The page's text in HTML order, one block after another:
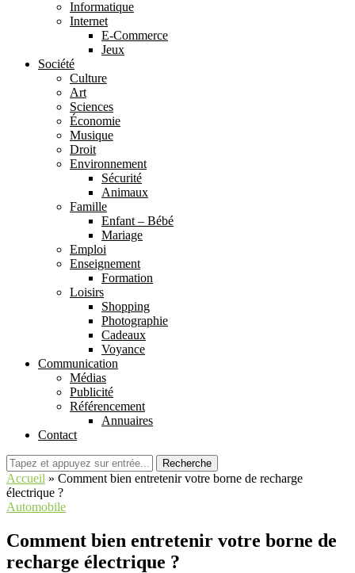
Informatique
Internet
E-Commerce
Jeux
Société
Culture
Art
Sciences
Économie
Musique
Droit
Environnement
Sécurité
Animaux
Famille
Enfant – Bébé
Mariage
Emploi
Enseignement
Formation
Loisirs
Shopping
Photographie
Cadeaux
Voyance
Communication
Médias
Publicité
Référencement
Annuaires
Contact
Recherche
Accueil » Comment bien entretenir votre borne de recharge
électrique ?
Automobile
Comment bien entretenir votre borne de
recharge électrique ?